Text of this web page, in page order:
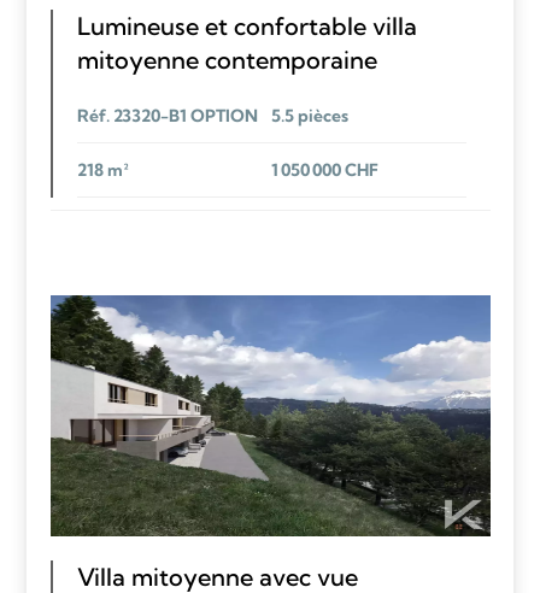
Lumineuse et confortable villa
mitoyenne contemporaine
Réf. 23320-B1 OPTION 5.5 pièces
218 m² 1 050 000 CHF
Villa mitoyenne avec vue